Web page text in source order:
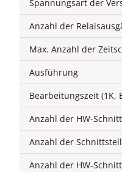
Spannungsart der
Anzahl der
Max. Anzahl der
Ausführung
Bearbeitungszeit (1K,
Anzahl der